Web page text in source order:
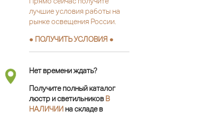
лучшие условия работы на
рынке освещения России.
● ПОЛУЧИТЬ УСЛОВИЯ ●
Нет времени ждать?
Получите полный каталог
люстр и светильников В
НАЛИЧИИ на складе в